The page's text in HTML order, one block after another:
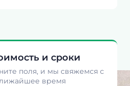
и сроки
поля, и мы свяжемся с
время